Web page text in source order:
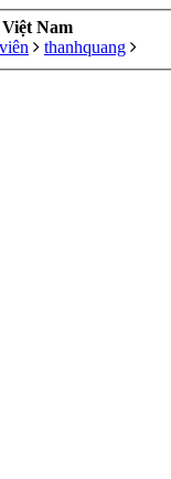
Nam
thanhquang